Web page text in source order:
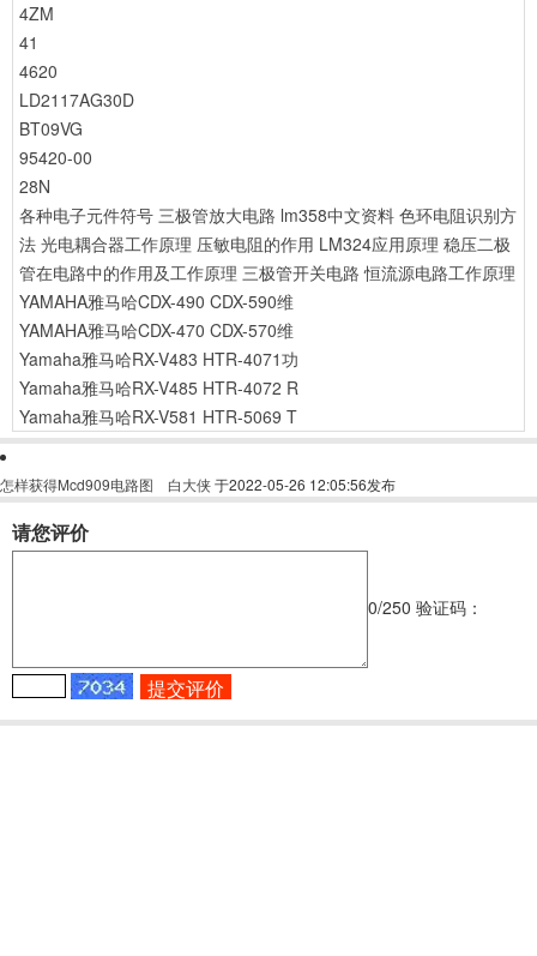
4ZM
41
4620
LD2117AG30D
BT09VG
95420-00
28N
各种电子元件符号 三极管放大电路 lm358中文资料 色环电阻识别方
法 光电耦合器工作原理 压敏电阻的作用 LM324应用原理 稳压二极
管在电路中的作用及工作原理 三极管开关电路 恒流源电路工作原理
YAMAHA雅马哈CDX-490 CDX-590维
YAMAHA雅马哈CDX-470 CDX-570维
Yamaha雅马哈RX-V483 HTR-4071功
Yamaha雅马哈RX-V485 HTR-4072 R
Yamaha雅马哈RX-V581 HTR-5069 T
怎样获得Mcd909电路图 白大侠于2022-05-26 12:05:56发布
请您评价
0/250 验证码：